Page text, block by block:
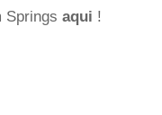
Springs aqui !